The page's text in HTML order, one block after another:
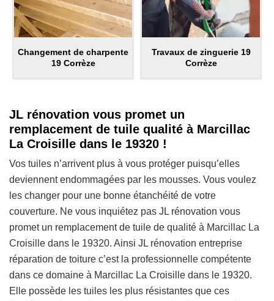
Changement de charpente
19 Corrèze
Travaux de zinguerie 19
Corrèze
JL rénovation vous promet un
remplacement de tuile qualité à Marcillac
La Croisille dans le 19320 !
Vos tuiles n’arrivent plus à vous protéger puisqu’elles
deviennent endommagées par les mousses. Vous voulez
les changer pour une bonne étanchéité de votre
couverture. Ne vous inquiétez pas JL rénovation vous
promet un remplacement de tuile de qualité à Marcillac La
Croisille dans le 19320. Ainsi JL rénovation entreprise
réparation de toiture c’est la professionnelle compétente
dans ce domaine à Marcillac La Croisille dans le 19320.
Elle possède les tuiles les plus résistantes que ces